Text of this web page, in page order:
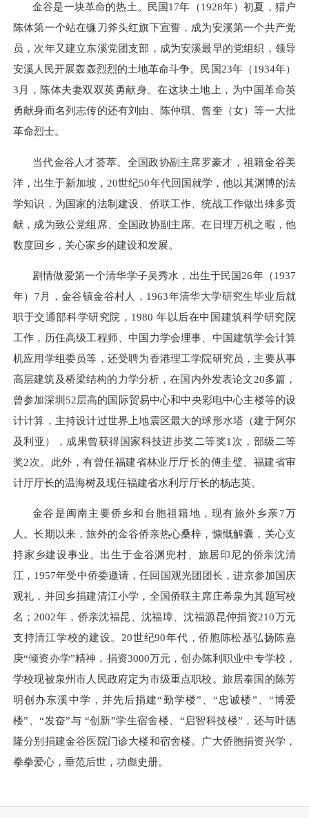
金谷是一块革命的热土。民国17年（1928年）初夏，猎户
陈体第一个站在镰刀斧头红旗下宣誓，成为安溪第一个共产党
员，次年又建立东溪党团支部，成为安溪最早的党组织，领导
安溪人民开展轰轰烈烈的土地革命斗争。民国23年（1934年）
3 月，陈体夫妻双双英勇献身。在这块土地上，为中国革命英
勇献身而名列志传的还有刘由、陈仲琪、曾奎（女）等一大批
革命烈士。
当代金谷人才荟萃。全国政协副主席罗豪才，祖籍金谷美
洋，出生于新加坡，20世纪50年代回国就学，他以其渊博的法
学知识，为国家的法制建设、侨联工作、统战工作做出殊多贡
献，成为致公党组席、全国政协副主席。在日理万机之暇，他
数度回乡，关心家乡的建设和发展。
剧情做爱第一个清华学子吴秀水，出生于民国26年（1937
年） 7 月，金谷镇金谷村人， 1963年清华大学研究生毕业后就
职于交通部科学研究院， 1980年以后在中国建筑科学研究院
工作，历任高级工程师、中国力学会理事、中国建筑学会计算
机应用学组委员等，还受聘为香港理工学院研究员，主要从事
高层建筑及桥梁结构的力学分析，在国内外发表论文20多篇，
曾参加深圳 52层高的国际贸易中心和中央彩电中心主楼等的设
计计算，主持设计过世界上地震区最大的球形水塔（建于阿尔
及利亚），成果曾获得国家科技进步奖二等奖1 次，部级二等
奖2次。此外，有曾任福建省林业厅厅长的傅圭璧、福建省审
计厅厅长的温海树及现任福建省水利厅厅长的杨志英。
金谷是闽南主要侨乡和台胞祖籍地，现有旅外乡亲7万
人。长期以来，旅外的金谷侨亲热心桑梓，慷慨解囊，关心支
持家乡建设事业。出生于金谷渊兜村、旅居印尼的侨亲沈清
江， 1957年受中侨委邀请，任回国观光团团长，进京参加国庆
观礼，并回乡捐建清江小学，全国侨联主席庄希泉为其题写校
名； 2002年，侨亲沈福昆、沈福璋、沈福源昆仲捐资210万元
支持清江学校的建设。 20世纪90年代，侨胞陈松基弘扬陈嘉
庚“倾资办学”精神，捐资3000万元，创办陈利职业中专学校，
学校现被泉州市人民政府定为市级重点职校。旅居泰国的陈芳
明创办东溪中学，并先后捐建“勤学楼”、“忠诚楼”、“博爱
楼”、“发奋”与 “创新”学生宿舍楼、“启智科技楼”，还与叶德
隆分别捐建金谷医院门诊大楼和宿舍楼。广大侨胞捐资兴学，
拳拳爱心，垂范后世，功彪史册。